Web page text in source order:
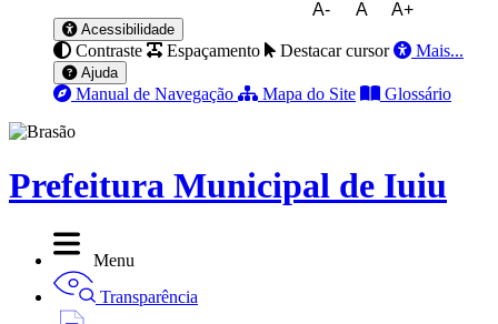
A- A A+
Acessibilidade
Contraste Espaçamento Destacar cursor Mais...
Ajuda
Manual de Navegação Mapa do Site Glossário
Prefeitura Municipal de Iuiu
Menu
Transparência